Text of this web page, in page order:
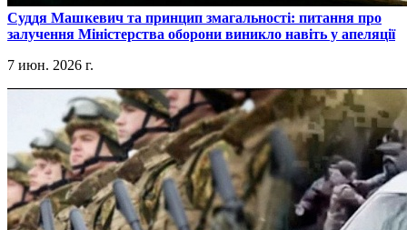
​Суддя Машкевич та принцип змагальності: питання про
залучення Міністерства оборони виникло навіть у апеляції
7 июн. 2026 г.